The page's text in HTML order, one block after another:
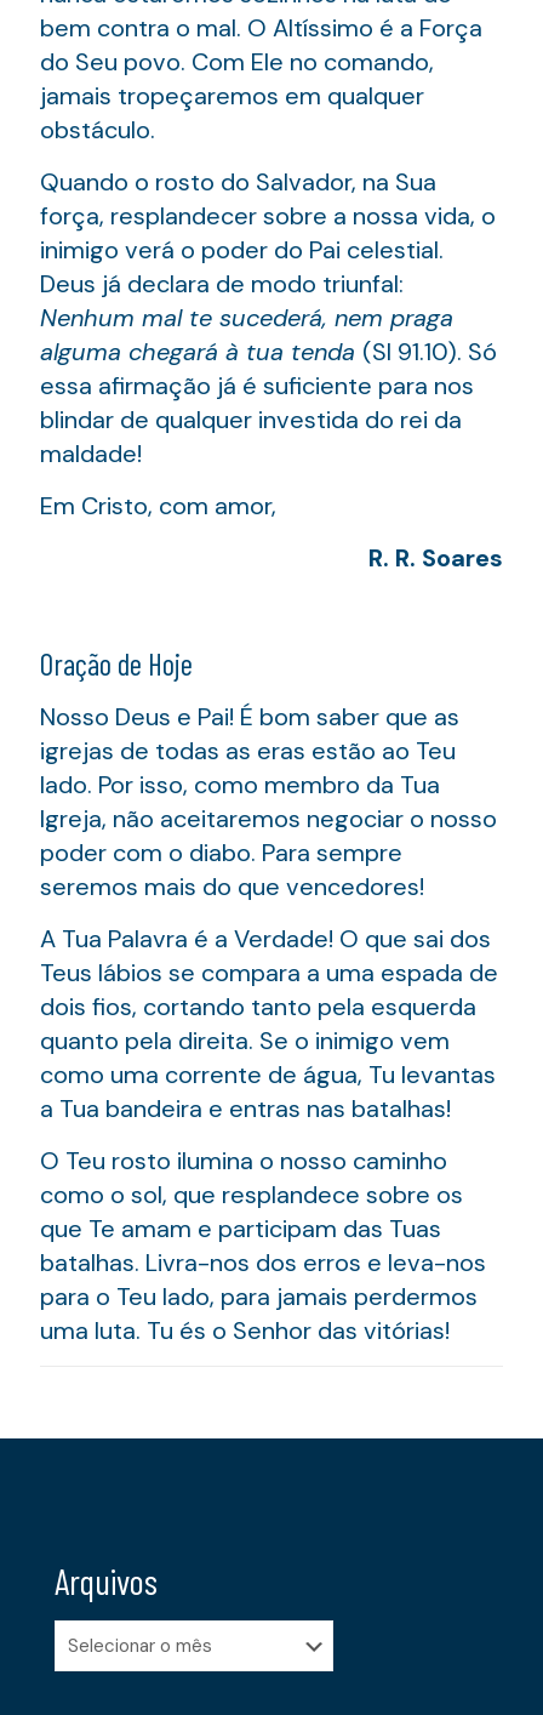
bem contra o mal. O Altíssimo é a Força
do Seu povo. Com Ele no comando,
jamais tropeçaremos em qualquer
obstáculo.
Quando o rosto do Salvador, na Sua
força, resplandecer sobre a nossa vida, o
inimigo verá o poder do Pai celestial.
Deus já declara de modo triunfal:
Nenhum mal te sucederá, nem praga
alguma chegará à tua tenda (Sl 91.10). Só
essa afirmação já é suficiente para nos
blindar de qualquer investida do rei da
maldade!
Em Cristo, com amor,
R. R. Soares
Oração de Hoje
Nosso Deus e Pai! É bom saber que as
igrejas de todas as eras estão ao Teu
lado. Por isso, como membro da Tua
Igreja, não aceitaremos negociar o nosso
poder com o diabo. Para sempre
seremos mais do que vencedores!
A Tua Palavra é a Verdade! O que sai dos
Teus lábios se compara a uma espada de
dois fios, cortando tanto pela esquerda
quanto pela direita. Se o inimigo vem
como uma corrente de água, Tu levantas
a Tua bandeira e entras nas batalhas!
O Teu rosto ilumina o nosso caminho
como o sol, que resplandece sobre os
que Te amam e participam das Tuas
batalhas. Livra-nos dos erros e leva-nos
para o Teu lado, para jamais perdermos
uma luta. Tu és o Senhor das vitórias!
Arquivos
Arquivos